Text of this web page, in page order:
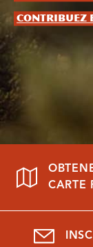
Contribuez
CARTE